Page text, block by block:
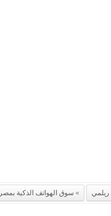
ريلمي سوق الهواتف الذكية بمصر